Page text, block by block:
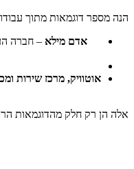
הנה מספר דוגמאות מתוך
אדם מילא – חברה
אוטוויק, מרכז שירות
אלה הן רק חלק מהדוגמאות